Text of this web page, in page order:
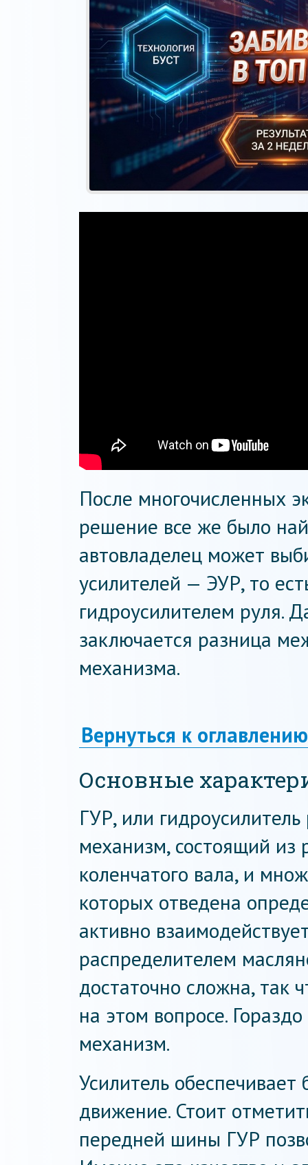
После многочисленных
решение все же было
автовладелец может
усилителей — ЭУР, то
гидроусилителем руля.
заключается разница
механизма.
Вернуться к оглавлению
Основные
ГУР, или
механизм, состоящий из
коленчатого вала, и
которых отведена
активно
распределителем
достаточно сложна, так
на этом вопросе.
механизм.
Усилитель
движение. Стоит
передней шины ГУР